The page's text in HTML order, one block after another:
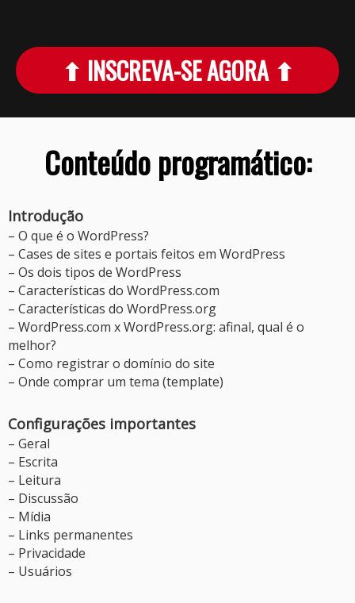
⬆ INSCREVA-SE AGORA ⬆
Conteúdo programático:
Introdução
– O que é o WordPress?
– Cases de sites e portais feitos em WordPress
– Os dois tipos de WordPress
– Características do WordPress.com
– Características do WordPress.org
– WordPress.com x WordPress.org: afinal, qual é o
melhor?
– Como registrar o domínio do site
– Onde comprar um tema (template)
Configurações importantes
– Geral
– Escrita
– Leitura
– Discussão
– Mídia
– Links permanentes
– Privacidade
– Usuários